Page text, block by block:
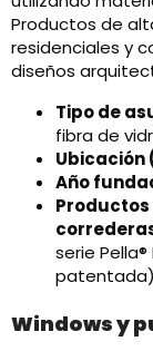
Productos de
residenciales y
diseños
Tipo de
fibra de
Ubicación
Año
serie
Windows y